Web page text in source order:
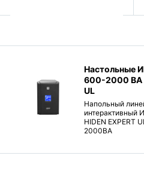
Настольные
600-2000 ВА
UL
Напольный
интерактивный
HIDEN EXPERT
2000ВА